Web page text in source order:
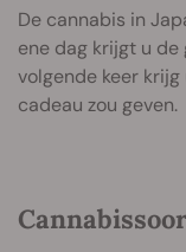
De cannabis in
ene dag krijgt u
volgende keer
cadeau zou geven.